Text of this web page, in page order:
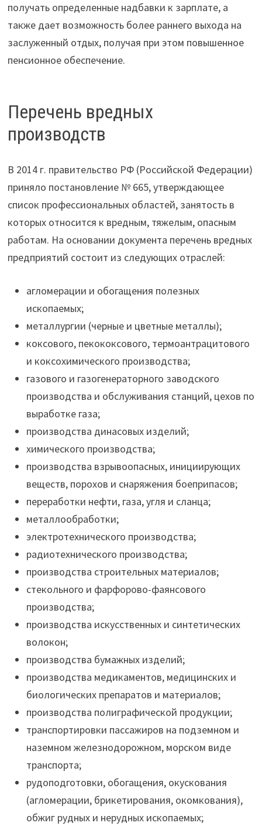
получать определенные надбавки к зарплате, а
также дает возможность более раннего выхода на
заслуженный отдых, получая при этом повышенное
пенсионное обеспечение.
Перечень вредных
производств
В 2014 г. правительство РФ (Российской Федерации)
приняло постановление № 665, утверждающее
список профессиональных областей, занятость в
которых относится к вредным, тяжелым, опасным
работам. На основании документа перечень вредных
предприятий состоит из следующих отраслей:
агломерации и обогащения полезных
ископаемых;
металлургии (черные и цветные металлы);
коксового, пекококсового, термоантрацитового
и коксохимического производства;
газового и газогенераторного заводского
производства и обслуживания станций, цехов по
выработке газа;
производства динасовых изделий;
химического производства;
производства взрывоопасных, инициирующих
веществ, порохов и снаряжения боеприпасов;
переработки нефти, газа, угля и сланца;
металлообработки;
электротехнического производства;
радиотехнического производства;
производства строительных материалов;
стекольного и фарфорово-фаянсового
производства;
производства искусственных и синтетических
волокон;
производства бумажных изделий;
производства медикаментов, медицинских и
биологических препаратов и материалов;
производства полиграфической продукции;
транспортировки пассажиров на подземном и
наземном железнодорожном, морском виде
транспорта;
рудоподготовки, обогащения, окускования
(агломерации, брикетирования, окомкования),
обжиг рудных и нерудных ископаемых;